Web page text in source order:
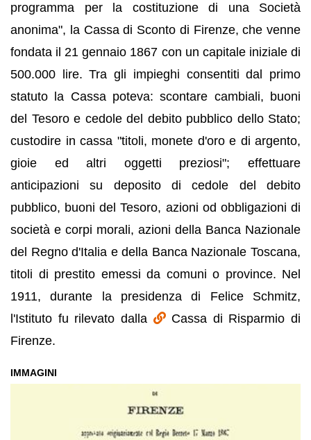
programma per la costituzione di una Società
anonima", la Cassa di Sconto di Firenze, che venne
fondata il 21 gennaio 1867 con un capitale iniziale di
500.000 lire. Tra gli impieghi consentiti dal primo
statuto la Cassa poteva: scontare cambiali, buoni
del Tesoro e cedole del debito pubblico dello Stato;
custodire in cassa "titoli, monete d'oro e di argento,
gioie ed altri oggetti preziosi"; effettuare
anticipazioni su deposito di cedole del debito
pubblico, buoni del Tesoro, azioni od obbligazioni di
società e corpi morali, azioni della Banca Nazionale
del Regno d'Italia e della Banca Nazionale Toscana,
titoli di prestito emessi da comuni o province. Nel
1911, durante la presidenza di Felice Schmitz,
l'Istituto fu rilevato dalla
Cassa di Risparmio di
Firenze.
IMMAGINI